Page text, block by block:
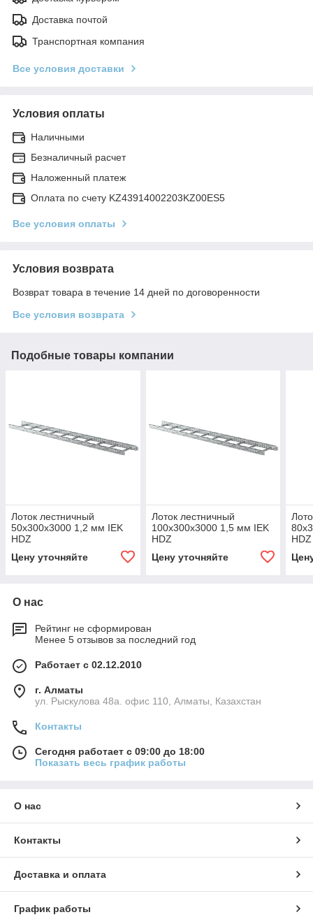
Доставка почтой
Транспортная компания
Все условия доставки
Условия оплаты
Наличными
Безналичный расчет
Наложенный платеж
Оплата по счету KZ43914002203KZ00ES5
Все условия оплаты
Условия возврата
Возврат товара в течение 14 дней по договоренности
Все условия возврата
Подобные товары компании
Лоток лестничный
50х300х3000 1,2 мм IEK
HDZ
Цену уточняйте
Лоток лестничный
100х300х3000 1,5 мм IEK
HDZ
Цену уточняйте
HDZ
О нас
Рейтинг не сформирован
Менее 5 отзывов за последний год
Работает с 02.12.2010
г. Алматы
ул. Рыскулова 48а. офис 110, Алматы, Казахстан
Контакты
Сегодня работает с 09:00 до 18:00
Показать весь график работы
О нас
Контакты
Доставка и оплата
График работы